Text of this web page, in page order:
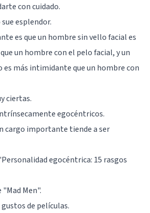
con cuidado.
esplendor.
es que un hombre sin vello facial es
un hombre con el pelo facial, y un
es más intimidante que un hombre con
ciertas.
egocéntricos.
cargo importante tiende a ser
egocéntrica: 15 rasgos
"Mad Men".
de películas.